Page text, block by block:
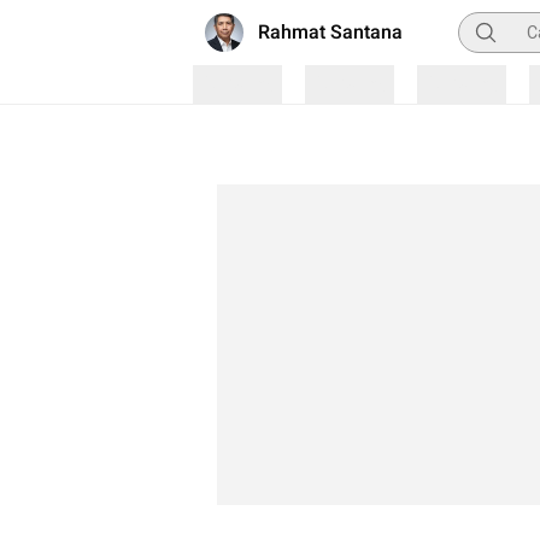
Rahmat Santana